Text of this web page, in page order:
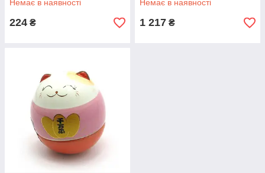
Немає в наявності
224 ₴
Немає в наявності
1 217 ₴